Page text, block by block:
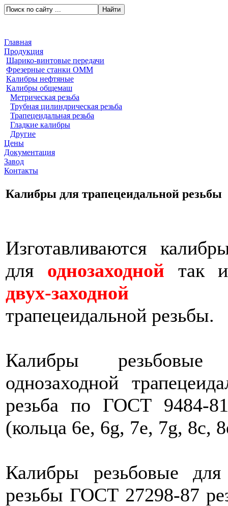
Главная
Продукция
Шарико-винтовые передачи
Фрезерные станки ОММ
Калибры нефтяные
Калибры общемаш
Метрическая резьба
Трубная цилиндрическая резьба
Трапецеидальная резьба
Гладкие калибры
Другие
Цены
Документация
Завод
Контакты
Калибры для трапецеидальной резьбы
Изготавливаются
для однозаходной так
двух-заходной
трапецеидальной резьбы.
Калибры
однозаходной
резьба по ГОСТ 9484-
(кольца 6e, 6g, 7e, 7g,
Калибры резьбовые для
резьбы ГОСТ 27298-87